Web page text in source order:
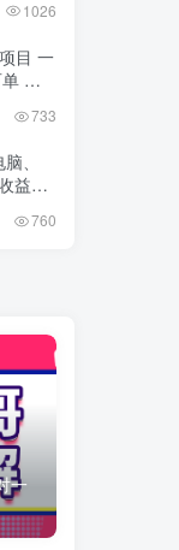
挂机赚钱
1026
目 一
单
733
、
益30
760
一